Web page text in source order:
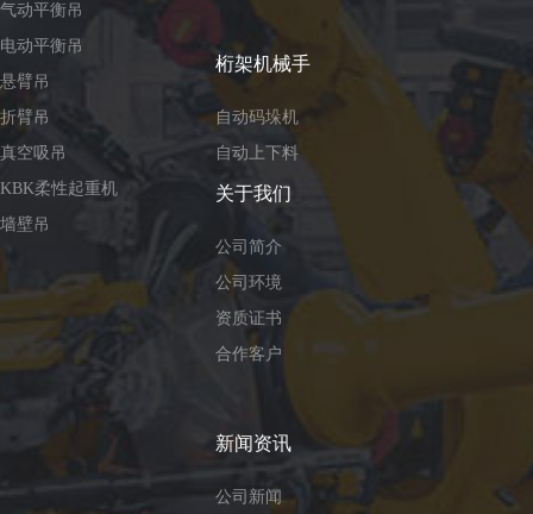
气动平衡吊
电动平衡吊
悬臂吊
折臂吊
真空吸吊
KBK柔性起重机
墙壁吊
桁架机械手
自动码垛机
自动上下料
关于我们
公司简介
公司环境
资质证书
合作客户
新闻资讯
公司新闻